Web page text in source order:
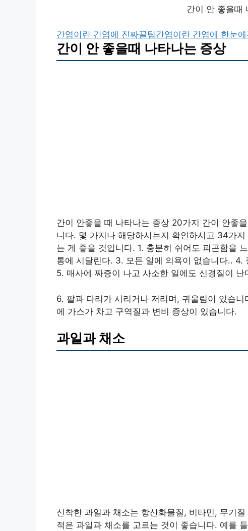
간이 안 좋을때
간염이란 간염에 진짜꿀팁간염이란 간염에 한눈에
간이 안 좋을때 나타나는 증상
간이 안좋을 때 나타나는 증상 20가지 간이 안좋
니다. 몇 가지나 해당하시는지 확인하시고 34가
는 게 좋을 것입니다. 1. 충분히 쉬어도 피곤함을
통에 시달린다. 3. 모든 일에 의욕이 없습니다..
5. 매사에 짜증이 나고 사소한 일에도 신경질이 난
6. 팔과 다리가 시리거나 저리며, 귀울림이 있습
에 가스가 차고 구역질과 변비 증상이 있습니다.
과일과 채소
신착한 과일과 채소는 항산화물질, 비타민, 무기
적은 과일과 채소를 고르는 것이 좋습니다. 예를